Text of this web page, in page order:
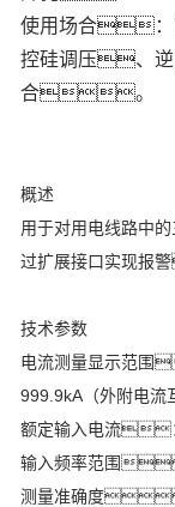
使用场合：
控硅调压、逆
合。
概述
用于对用电线路中
过扩展接口实现
技术参数
电流测量显示范
999.9kA（外附电流
额定输入电流
输入频率范围
测量准确度